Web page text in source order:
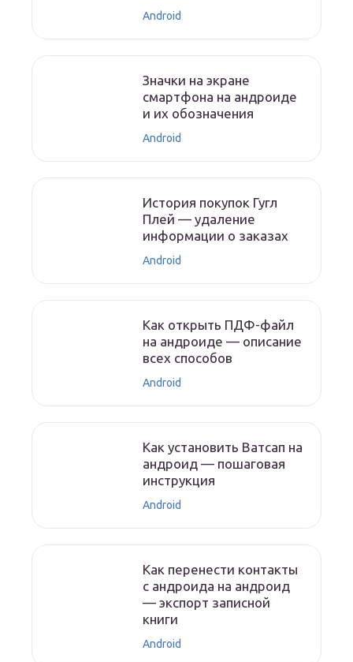
Android
Значки на экране
смартфона на андроиде
и их обозначения
Android
История покупок Гугл
Плей — удаление
информации о заказах
Android
Как открыть ПДФ-файл
на андроиде — описание
всех способов
Android
Как установить Ватсап на
андроид — пошаговая
инструкция
Android
Как перенести контакты
с андроида на андроид
— экспорт записной
книги
Android